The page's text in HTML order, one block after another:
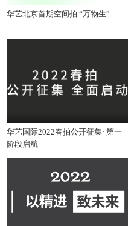
华艺北京首期空间拍 “万物生”
华艺国际2022春拍公开征集· 第一
阶段启航